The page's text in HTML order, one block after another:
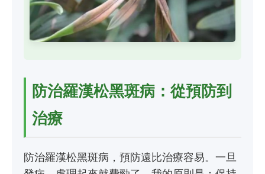
防治羅漢松黑斑病：從預防到
治療
防治羅漢松黑斑病，預防遠比治療容易。一旦